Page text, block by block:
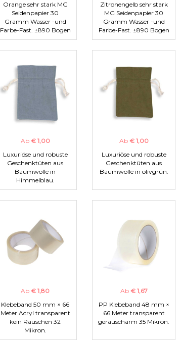
Orange sehr stark MG
Seidenpapier 30
Gramm Wasser -und
Farbe-Fast. ±890 Bogen
Zitronengelb sehr stark
MG Seidenpapier 30
Gramm Wasser -und
Farbe-Fast. ±890 Bogen
Ab € 1,00
Luxuriöse und robuste
Geschenktüten aus
Baumwolle in
Himmelblau.
Ab € 1,00
Luxuriöse und robuste
Geschenktüten aus
Baumwolle in olivgrün.
Ab € 1,80
Klebeband 50 mm × 66
Meter Acryl transparent
kein Rauschen 32
Mikron.
Ab € 1,67
PP Klebeband 48 mm ×
66 Meter transparent
geräuscharm 35 Mikron.